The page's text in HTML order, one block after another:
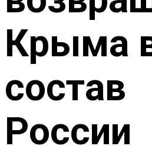
Крыма
состав
России